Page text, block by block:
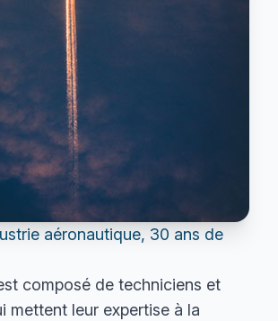
aéronautique, 30 ans de
composé de techniciens et
mettent leur expertise à la